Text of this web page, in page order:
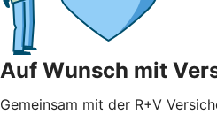
Auf Wunsch mit
Gemeinsam mit der R+V